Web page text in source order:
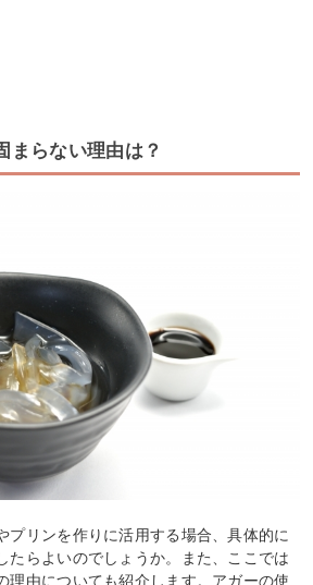
まらない理由は？
プリンを作りに活用する場合、具体的に
たらよいのでしょうか。また、ここでは
理由についても紹介します。アガーの使